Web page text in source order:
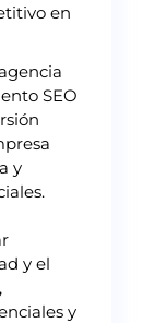
en
SEO
y
y el
y